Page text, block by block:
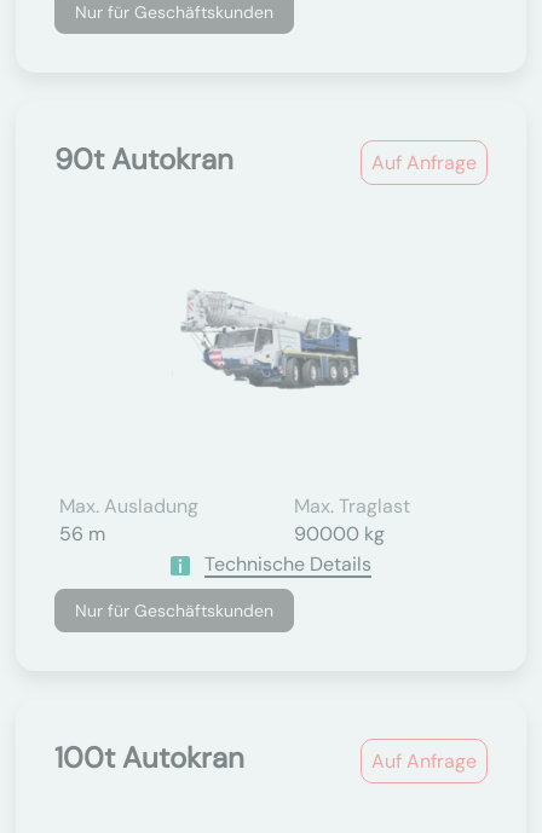
Nur für Geschäftskunden
Auf Anfrage
90t Autokran
Max. Ausladung
56 m
Max. Traglast
90000 kg
Technische Details
Nur für Geschäftskunden
Auf Anfrage
100t Autokran